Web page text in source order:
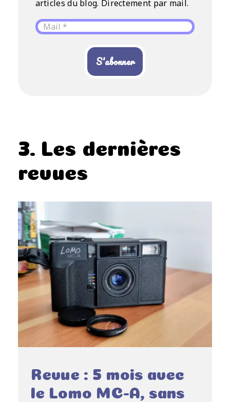
articles du blog. Directement par mail.
3. Les dernières
revues
Revue : 5 mois avec
le Lomo MC-A, sans